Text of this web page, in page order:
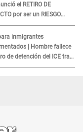
el RETIRO DE
por ser un RIESGO
para consumidores: ¿Cuál
inmigrantes
| Hombre fallece
de detención del ICE tras
"emergencia médica"